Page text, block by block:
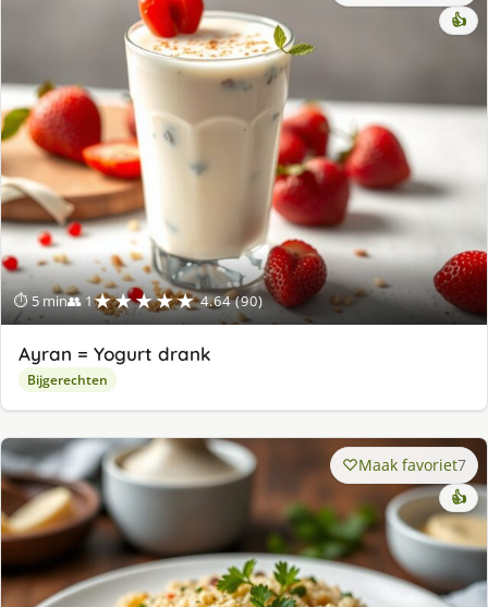
⏱ 5 min👥 1★★★★★ 4.64 (90)
👍
Ayran = Yogurt drank
Bijgerechten
Maak favoriet7
👍